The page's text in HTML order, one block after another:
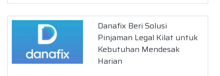
Danafix Beri Solusi
Pinjaman Legal Kilat untuk
Kebutuhan Mendesak
Harian